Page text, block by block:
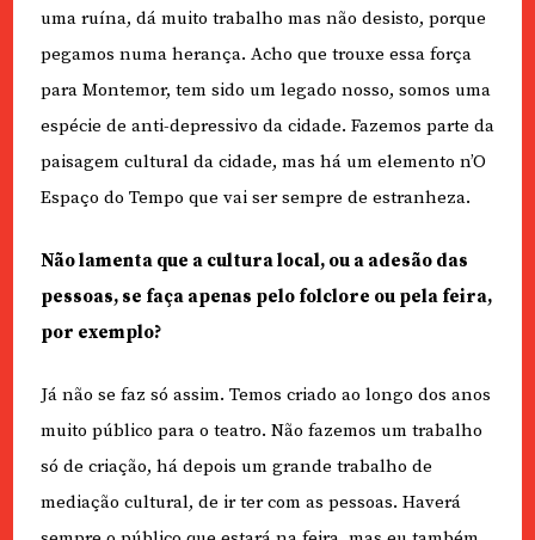
uma ruína, dá muito trabalho mas não desisto, porque
pegamos numa herança. Acho que trouxe essa força
para Montemor, tem sido um legado nosso, somos uma
espécie de anti-depressivo da cidade. Fazemos parte da
paisagem cultural da cidade, mas há um elemento n’O
Espaço do Tempo que vai ser sempre de estranheza.
Não lamenta que a cultura local, ou a adesão das
pessoas, se faça apenas pelo folclore ou pela feira,
por exemplo?
Já não se faz só assim. Temos criado ao longo dos anos
muito público para o teatro. Não fazemos um trabalho
só de criação, há depois um grande trabalho de
mediação cultural, de ir ter com as pessoas. Haverá